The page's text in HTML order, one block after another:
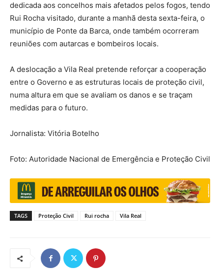
dedicada aos concelhos mais afetados pelos fogos, tendo
Rui Rocha visitado, durante a manhã desta sexta-feira, o
município de Ponte da Barca, onde também ocorreram
reuniões com autarcas e bombeiros locais.
A deslocação a Vila Real pretende reforçar a cooperação
entre o Governo e as estruturas locais de proteção civil,
numa altura em que se avaliam os danos e se traçam
medidas para o futuro.
Jornalista: Vitória Botelho
Foto: Autoridade Nacional de Emergência e Proteção Civil
TAGS Proteção Civil Rui rocha Vila Real